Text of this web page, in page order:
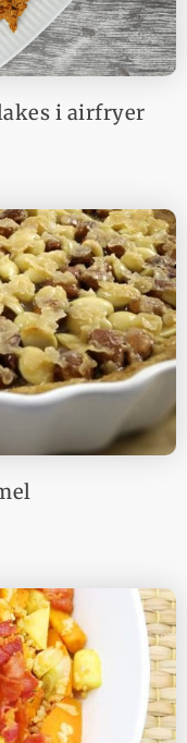
i airfryer